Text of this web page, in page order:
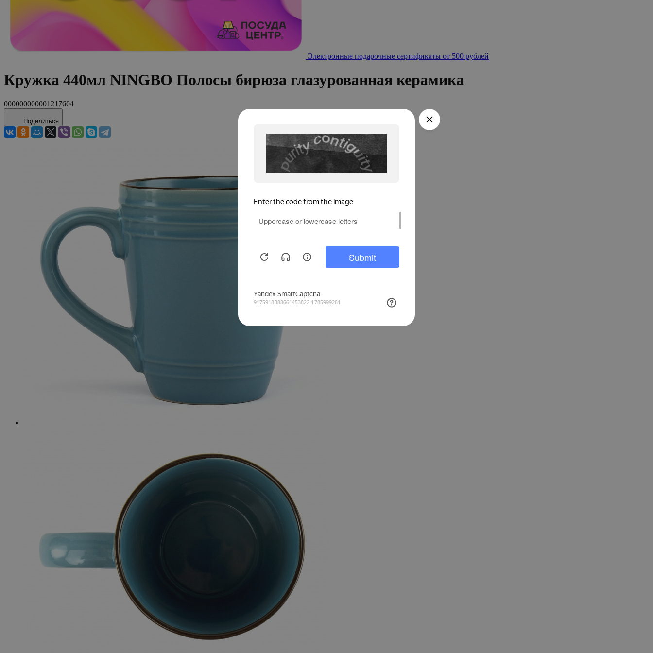
Электронные подарочные сертификаты от 500 рублей
Кружка 440мл NINGBO Полосы бирюза глазурованная керамика
000000000001217604
Поделиться